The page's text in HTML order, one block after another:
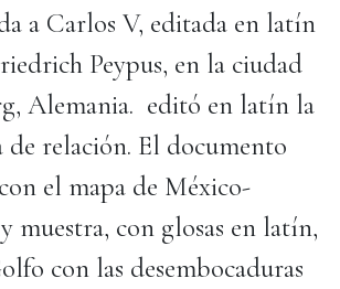
a Carlos V, editada en latín
Peypus, en la ciudad
Alemania. editó en latín la
de relación. El documento
el mapa de México-
muestra, con glosas en latín,
con las desembocaduras